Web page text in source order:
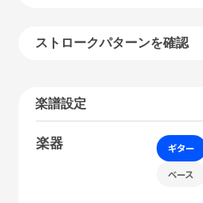
ストロークパターンを確認
楽譜設定
楽器 ギター
ベース